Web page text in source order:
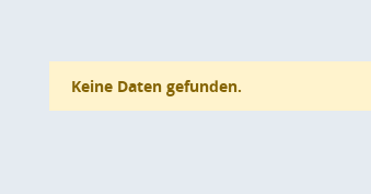
Keine Daten gefunden.